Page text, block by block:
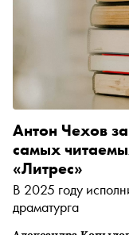
Антон Чехов
самых
«Литрес»
В 2025 году
драматурга